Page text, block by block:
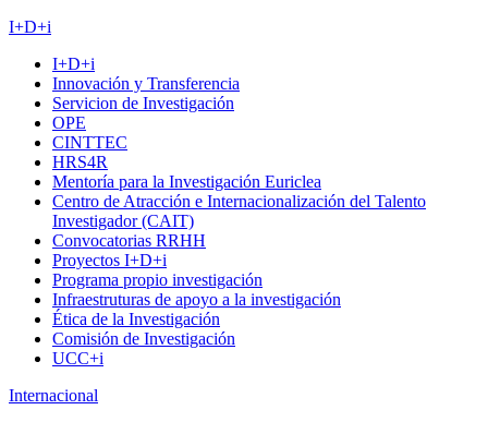
I+D+i
I+D+i
Innovación y Transferencia
Servicion de Investigación
OPE
CINTTEC
HRS4R
Mentoría para la Investigación Euriclea
Centro de Atracción e Internacionalización del Talento
Investigador (CAIT)
Convocatorias RRHH
Proyectos I+D+i
Programa propio investigación
Infraestruturas de apoyo a la investigación
Ética de la Investigación
Comisión de Investigación
UCC+i
Internacional